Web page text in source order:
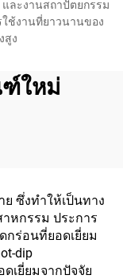
ละงานสถาปัตยกรรม
ใช้งานที่ยาวนานของ
สูง
ใหม่
ซึ่งทำให้เป็นทาง
หกรรม ประการ
กร่อนที่ยอดเยี่ยม
dip
เยี่ยมจากปัจจัย